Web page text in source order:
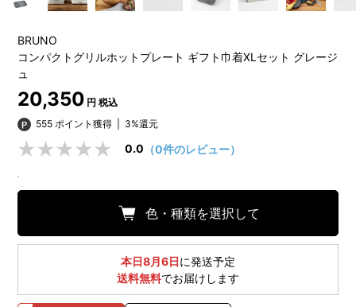
BRUNO
コンパクトグリルホットプレート ギフト巾着XLセット グレージ
ュ
20,350 円 税込
555 ポイント獲得
3%還元
0.0 （0件のレビュー）
色・種類を選択して
本日8月6日に発送予定
送料無料でお届けします